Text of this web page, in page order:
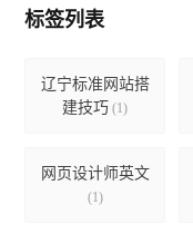
标签列表
辽宁标准网站搭
建技巧 (1)
网页设计师英文
(1)